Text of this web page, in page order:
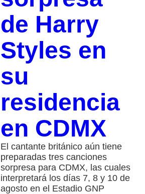
de Harry
Styles en
su
residencia
en CDMX
El cantante británico aún tiene
preparadas tres canciones
sorpresa para CDMX, las cuales
interpretará los días 7, 8 y 10 de
agosto en el Estadio GNP